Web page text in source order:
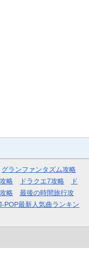
グランファンタズム攻略
略 ドラクエ7攻略
ド
略
最後の時間旅行攻
POP最新人気曲ランキン